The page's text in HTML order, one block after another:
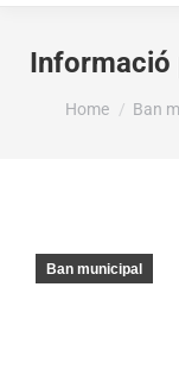
Informació
You are here:
Home Ban
Ban municipal